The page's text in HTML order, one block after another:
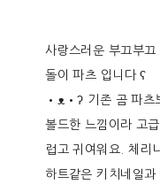
사랑스러운 부끄부끄
돌이 파츠 입니다 ʕ
•ᴥ•ʔ 기존 곰 파츠
볼드한 느낌이라 고
럽고 귀여워요. 체리
하트같은 키치네일과